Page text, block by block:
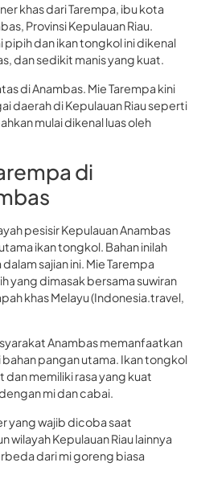
khas dari Tarempa, ibu kota
Provinsi Kepulauan Riau.
dan ikan tongkol ini dikenal
dan sedikit manis yang kuat.
di Anambas. Mie Tarempa kini
daerah di Kepulauan Riau seperti
mulai dikenal luas oleh
di
pesisir Kepulauan Anambas
ikan tongkol. Bahan inilah
sajian ini. Mie Tarempa
yang dimasak bersama suwiran
khas Melayu (Indonesia.travel,
Anambas memanfaatkan
pangan utama. Ikan tongkol
memiliki rasa yang kuat
mi dan cabai.
yang wajib dicoba saat
wilayah Kepulauan Riau lainnya
dari mi goreng biasa